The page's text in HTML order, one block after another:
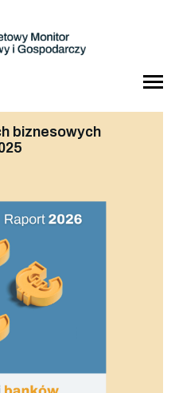
biznesowych